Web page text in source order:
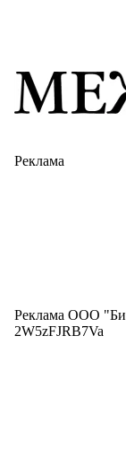
Реклама
Реклама ООО
2W5zFJRB7Va